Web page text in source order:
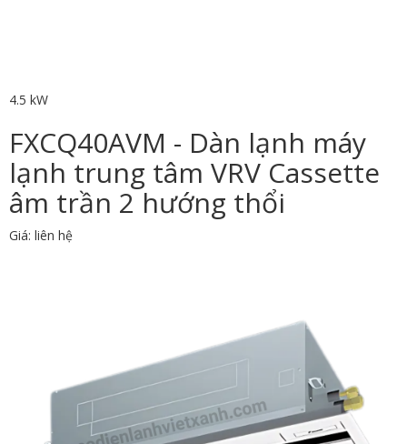
4.5 kW
FXCQ40AVM - Dàn lạnh máy
lạnh trung tâm VRV Cassette
âm trần 2 hướng thổi
Giá: liên hệ